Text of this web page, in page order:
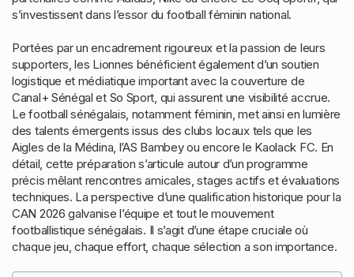
s’investissent dans l’essor du football féminin national.
Portées par un encadrement rigoureux et la passion de leurs
supporters, les Lionnes bénéficient également d’un soutien
logistique et médiatique important avec la couverture de
Canal+ Sénégal et So Sport, qui assurent une visibilité accrue.
Le football sénégalais, notamment féminin, met ainsi en lumière
des talents émergents issus des clubs locaux tels que les
Aigles de la Médina, l’AS Bambey ou encore le Kaolack FC. En
détail, cette préparation s’articule autour d’un programme
précis mêlant rencontres amicales, stages actifs et évaluations
techniques. La perspective d’une qualification historique pour la
CAN 2026 galvanise l’équipe et tout le mouvement
footballistique sénégalais. Il s’agit d’une étape cruciale où
chaque jeu, chaque effort, chaque sélection a son importance.